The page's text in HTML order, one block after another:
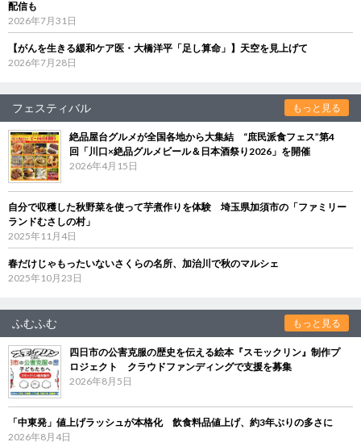
配信も
2026年7月31日
【がんを生きる緩和ケア医・大橋洋平「足し算命」】天空を見上げて
2026年7月28日
フェスティバル もっと見る
絶品屋台グルメが全国各地から大集結 “庶民派食フェス”第4
回「川口×絶品グルメビール＆日本酒祭り2026」を開催
2026年4月15日
自分で収穫した秋野菜を使って芋煮作りを体験 埼玉県加須市の「ファミリー
ランドむさしの村」
2025年11月4日
春だけじゃもったいないさくらの名所、加治川で秋のマルシェ
2025年10月23日
ふむふむ もっと見る
四日市の公害克服の歴史を伝える絵本『スモックリン』制作プ
ロジェクト クラウドファンディングで支援を募集
2026年8月5日
「中東発」値上げラッシュが本格化 飲食料品値上げ、約3年ぶりの多さに
2026年8月4日